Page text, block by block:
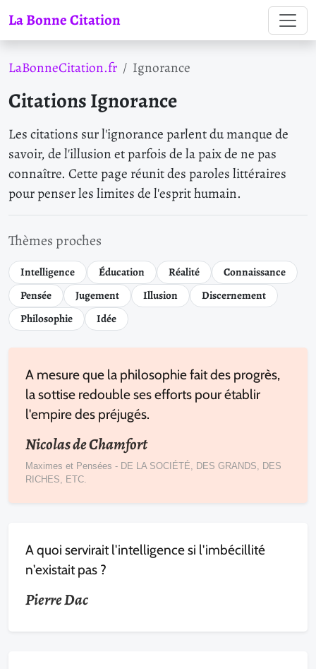
La Bonne Citation
LaBonneCitation.fr Ignorance
Citations Ignorance
Les citations sur l'ignorance parlent du manque de
savoir, de l'illusion et parfois de la paix de ne pas
connaître. Cette page réunit des paroles littéraires
pour penser les limites de l'esprit humain.
Thèmes proches
Intelligence Éducation Réalité
Connaissance
Pensée
Jugement Illusion
Discernement
Philosophie
Idée
A mesure que la philosophie fait des progrès,
la sottise redouble ses efforts pour établir
l'empire des préjugés.
Nicolas de Chamfort
Maximes et Pensées - DE LA SOCIÉTÉ, DES GRANDS, DES
RICHES, ETC.
A quoi servirait l'intelligence si l'imbécillité
n'existait pas ?
Pierre Dac